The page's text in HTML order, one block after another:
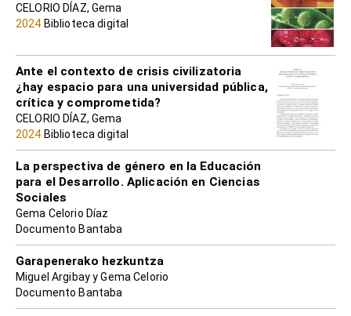
CELORIO DÍAZ, Gema
2024 Biblioteca digital
Ante el contexto de crisis civilizatoria
¿hay espacio para una universidad pública,
crítica y comprometida?
CELORIO DÍAZ, Gema
2024 Biblioteca digital
La perspectiva de género en la Educación
para el Desarrollo. Aplicación en Ciencias
Sociales
Gema Celorio Díaz
Documento Bantaba
Garapenerako hezkuntza
Miguel Argibay y Gema Celorio
Documento Bantaba